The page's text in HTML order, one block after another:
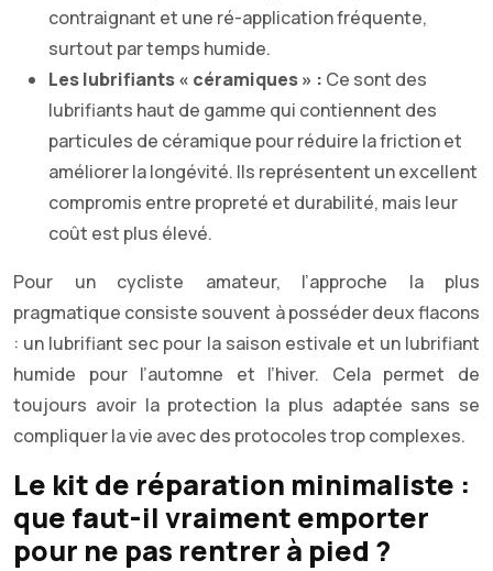
contraignant et une ré-application fréquente,
surtout par temps humide.
Les lubrifiants « céramiques » : Ce sont des
lubrifiants haut de gamme qui contiennent des
particules de céramique pour réduire la friction et
améliorer la longévité. Ils représentent un excellent
compromis entre propreté et durabilité, mais leur
coût est plus élevé.
Pour un cycliste amateur, l’approche la plus
pragmatique consiste souvent à posséder deux flacons
: un lubrifiant sec pour la saison estivale et un lubrifiant
humide pour l’automne et l’hiver. Cela permet de
toujours avoir la protection la plus adaptée sans se
compliquer la vie avec des protocoles trop complexes.
Le kit de réparation minimaliste :
que faut-il vraiment emporter
pour ne pas rentrer à pied ?